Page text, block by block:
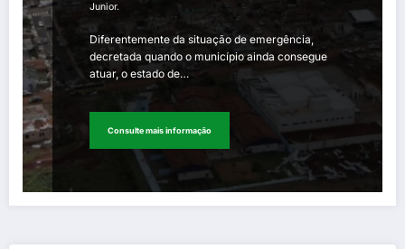
Junior.
Diferentemente da situação de emergência,
decretada quando o município ainda consegue
atuar, o estado de…
Consulte mais informação